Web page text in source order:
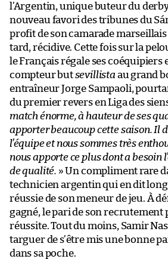
l’Argentin, unique buteur du
nouveau favori des tribunes du
profit de son camarade
tard, récidive. Cette fois sur la
le Français régale ses coéquipiers
compteur butsevillista au grand
entraîneur Jorge Sampaoli,
du premier revers en Liga des
match énorme, à hauteur de ses
apporter beaucoup cette saison. Il
l’équipe et nous sommes très
nous apporte ce plus dont a besoin
de qualité. » Un compliment rare
technicien argentin qui en dit
réussie de son meneur de jeu. À
gagné, le pari de son recrutement
réussite. Tout du moins, Samir
targuer de s’être mis une bonne
dans sa poche.